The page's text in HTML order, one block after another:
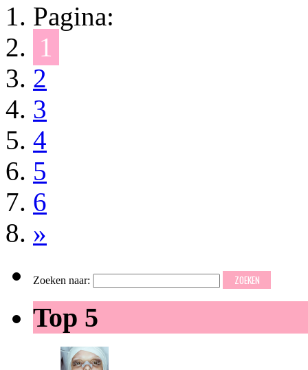
Pagina:
1
2
3
4
5
6
»
Zoeken naar:
Top 5